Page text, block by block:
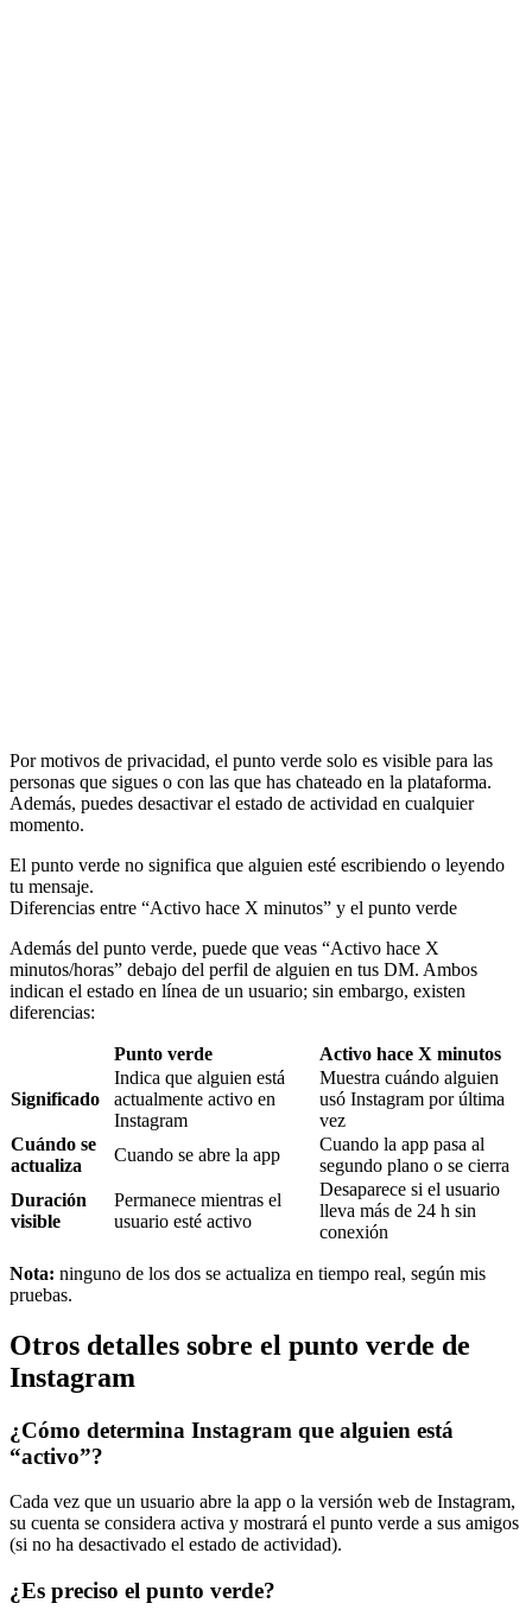
Por motivos de privacidad, el punto verde solo es visible para las
personas que sigues o con las que has chateado en la plataforma.
Además, puedes desactivar el estado de actividad en cualquier
momento.
El punto verde no significa que alguien esté escribiendo o leyendo
tu mensaje.
Diferencias entre “Activo hace X minutos” y el punto verde
Además del punto verde, puede que veas “Activo hace X
minutos/horas” debajo del perfil de alguien en tus DM. Ambos
indican el estado en línea de un usuario; sin embargo, existen
diferencias:
Punto verde Activo hace X minutos
Significado
Indica que alguien está
actualmente activo en
Instagram
Muestra cuándo alguien
usó Instagram por última
vez
Cuándo se
actualiza
Cuando se abre la app
Cuando la app pasa al
segundo plano o se cierra
Duración
visible
Permanece mientras el
usuario esté activo
Desaparece si el usuario
lleva más de 24 h sin
conexión
Nota: ninguno de los dos se actualiza en tiempo real, según mis
pruebas.
Otros detalles sobre el punto verde de
Instagram
¿Cómo determina Instagram que alguien está
“activo”?
Cada vez que un usuario abre la app o la versión web de Instagram,
su cuenta se considera activa y mostrará el punto verde a sus amigos
(si no ha desactivado el estado de actividad).
¿Es preciso el punto verde?